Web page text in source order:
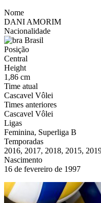
Nome
DANI AMORIM
Nacionalidade
Brasil
Posição
Central
Height
1,86 cm
Time atual
Cascavel Vôlei
Times anteriores
Cascavel Vôlei
Ligas
Feminina, Superliga B
Temporadas
2016, 2017, 2018, 2015,
Nascimento
16 de fevereiro de 1997